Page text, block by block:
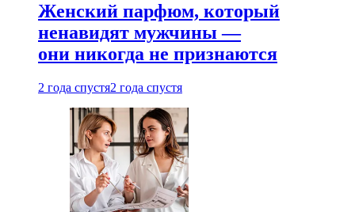
Женский парфюм, который
ненавидят мужчины —
они никогда не признаются
2 года спустя2 года спустя